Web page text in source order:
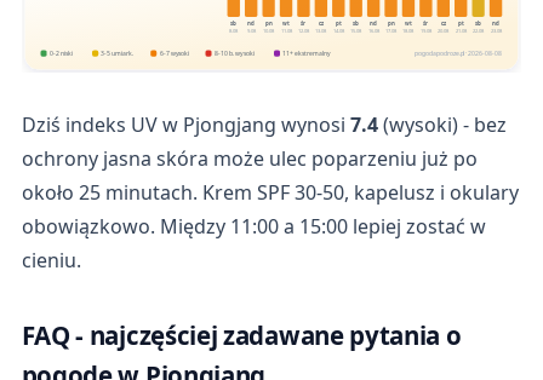
sb
8.08
nd pn
10.08
wt
11.08
śr
12.08
cz
13.08
pt
14.08
sb
15.08
nd
16.08
pn
17.08
wt
18.08
śr
19.08
cz
20.08
pt
21.08
sb
22.08
nd
23.08
0-2 niski 3-5 umiark. 6-7 wysoki 8-10 b. wysoki 11+ ekstremalny pogodapodroze.pl · 2026-08-08
Dziś indeks UV w Pjongjang wynosi 7.4(wysoki) - bez
ochrony jasna skóra może ulec poparzeniu już po
około 25 minutach. Krem SPF 30-50, kapelusz i okulary
obowiązkowo. Między 11:00 a 15:00 lepiej zostać w
cieniu.
FAQ - najczęściej zadawane pytania o